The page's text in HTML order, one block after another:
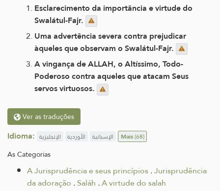
Esclarecimento da importância e virtude do
Swalátul-Fajr.
Uma advertência severa contra prejudicar
àqueles que observam o Swalátul-Fajr.
A vingança de ALLAH, o Altíssimo, Todo-
Poderoso contra aqueles que atacam Seus
servos virtuosos.
Ver as traduções
Idioma: الإنجليزية الأوردية الإسبانية Mais(68)
As Categorias
A Jurisprudência e seus princípios.Jurisprudência
da adoração .Saláh .A virtude do salah